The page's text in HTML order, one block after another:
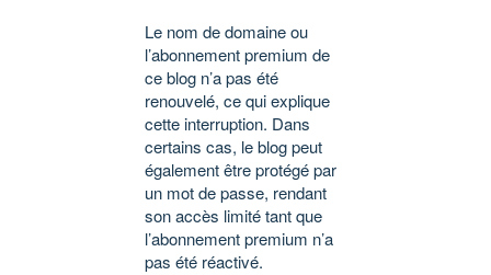
Le nom de domaine ou
l’abonnement premium de
ce blog n’a pas été
renouvelé, ce qui explique
cette interruption. Dans
certains cas, le blog peut
également être protégé par
un mot de passe, rendant
son accès limité tant que
l’abonnement premium n’a
pas été réactivé.